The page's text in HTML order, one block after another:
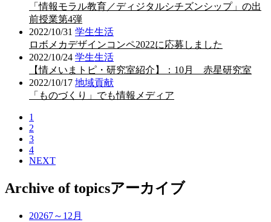
「情報モラル教育／ディジタルシチズンシップ」の出
前授業第4弾
2022/10/31 学生生活
ロボメカデザインコンペ2022に応募しました
2022/10/24 学生生活
【情メいまトピ・研究室紹介】：10月 赤星研究室
2022/10/17 地域貢献
「ものづくり」でも情報メディア
1
2
3
4
NEXT
Archive of topicsアーカイブ
20267～12月